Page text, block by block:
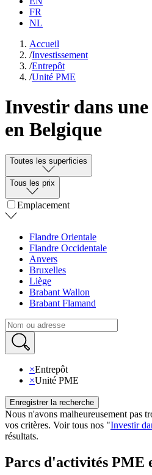
FR
NL
Accueil
/Investissement
/Entrepôt
/Unité PME
Investir dans
en Belgique
Toutes les superficies
Tous les prix
Emplacement
Flandre Orientale
Flandre Occidentale
Anvers
Bruxelles
Liège
Brabant Wallon
Brabant Flamand
×Entrepôt
×Unité PME
Enregistrer la recherche
Nous n'avons malheureusement pas
vos critères. Voir tous nos "Investir
résultats.
Parcs d'activités PME